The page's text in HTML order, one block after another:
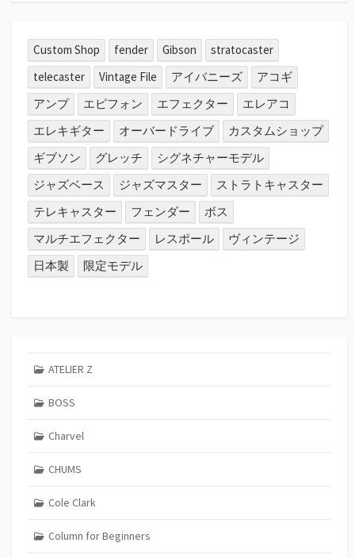
Custom Shop fender Gibson
stratocaster
telecaster
Vintage File アイバニーズ
アコギ
アンプ
エピフォン エフェクター
エレアコ
エレキギター
オーバードライブ
カスタムショップ
ギブソン
グレッチ
シグネチャーモデル
ジャズベース
ジャズマスター
ストラトキャスター
テレキャスター
フェンダー
ボス
マルチエフェクター
レスポール
ヴィンテージ
日本製
限定モデル
ATELIER Z
BOSS
Charvel
CHUMS
Cole Clark
Column for Beginners